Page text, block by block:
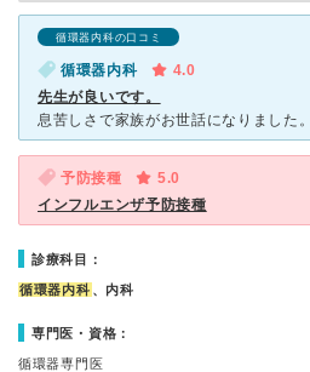
循環器内科の口コミ
循環器内科
4.0
先生が良いです。
予防接種
5.0
インフルエンザ予防接種
診療科目：
循環器内科 、内科
専門医・資格：
循環器専門医